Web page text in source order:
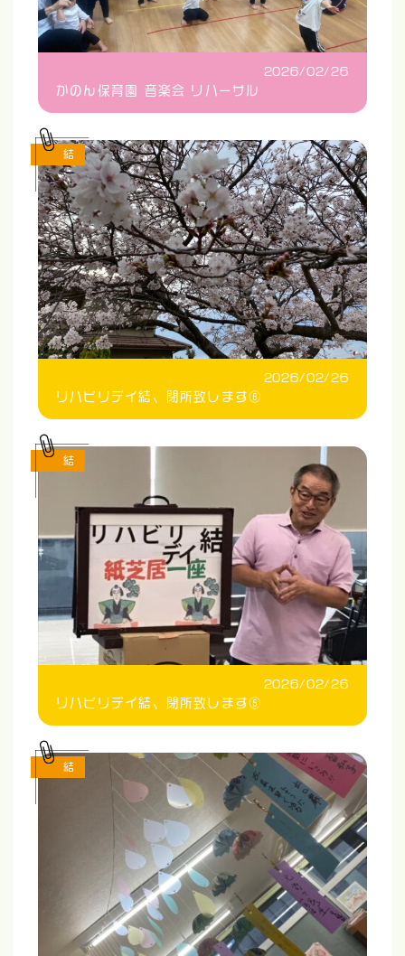
2026/02/26
かのん保育園 音楽会 リハーサル
2026/02/26
リハビリデイ結、閉所致します⑥
結
2026/02/26
リハビリデイ結、閉所致します⑤
結
結